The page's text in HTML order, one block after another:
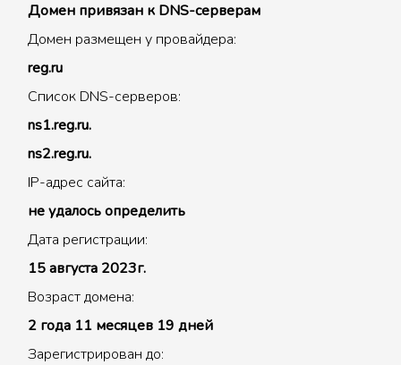
Домен привязан к DNS-серверам
Домен размещен у провайдера:
reg.ru
Список DNS-серверов:
ns1.reg.ru.
ns2.reg.ru.
IP-адрес сайта:
не удалось определить
Дата регистрации:
15 августа 2023г.
Возраст домена:
2 года 11 месяцев 19 дней
Зарегистрирован до: